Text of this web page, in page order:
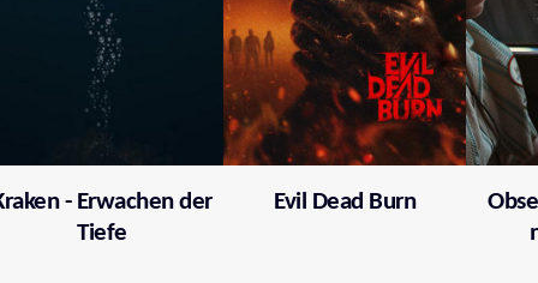
- Erwachen der
Tiefe
Evil Dead Burn